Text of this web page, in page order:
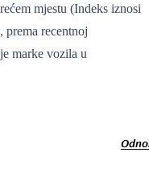
mjestu (Indeks iznosi
recentnoj
marke vozila u